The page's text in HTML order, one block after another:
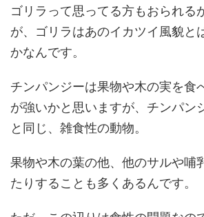
ゴリラって思ってる方もおられる
が、ゴリラはあのイカツイ風貌と
かなんです。
チンパンジーは果物や木の実を食
が強いかと思いますが、チンパン
と同じ、雑食性の動物。
果物や木の葉の他、他のサルや哺
たりすることも多くあるんです。